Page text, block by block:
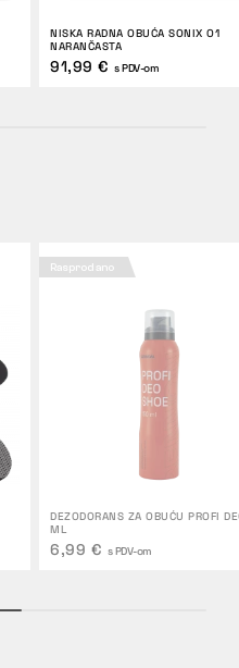
NISKA RADNA OBUĆA SONIX O1
NARANČASTA
91,99 € s PDV-om
Rasprodano
DEZODORANS ZA OBUĆU PROFI
ML
6,99 € s PDV-om